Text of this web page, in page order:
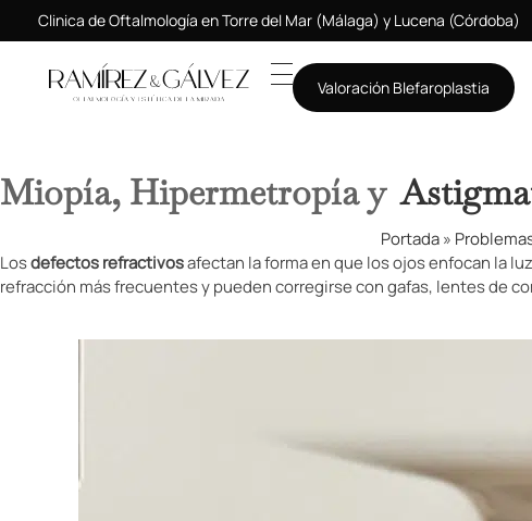
Clinica de Oftalmología en Torre del Mar (Málaga) y Lucena (Córdoba)
Valoración Blefaroplastia
Miopía, Hipermetropía y
Portada»
Losdefectos refractivosafectan la forma en que los ojos enfocan la
refracción más frecuentes y pueden corregirse con gafas, lentes de